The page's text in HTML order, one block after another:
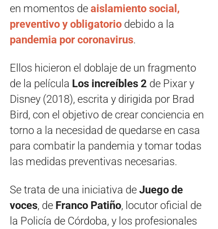
en momentos de aislamiento social,
preventivo y obligatorio debido a la
pandemia por coronavirus.
Ellos hicieron el doblaje de un fragmento
de la película Los increíbles 2 de Pixar y
Disney (2018), escrita y dirigida por Brad
Bird, con el objetivo de crear conciencia en
torno a la necesidad de quedarse en casa
para combatir la pandemia y tomar todas
las medidas preventivas necesarias.
Se trata de una iniciativa de Juego de
voces, de Franco Patiño, locutor oficial de
la Policía de Córdoba, y los profesionales